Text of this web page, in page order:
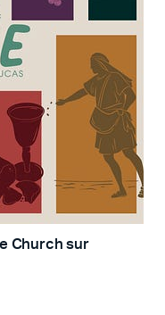
Church sur